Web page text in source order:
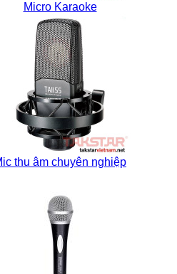
Micro Karaoke
thu âm chuyên nghiệp